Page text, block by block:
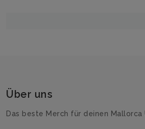
Über uns
Das beste Merch für deinen Mallorca